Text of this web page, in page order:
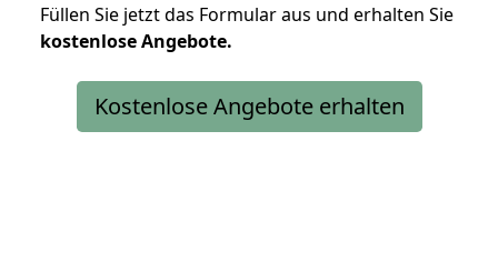
Füllen Sie jetzt das Formular aus und erhalten Sie
kostenloseAngebote.
Kostenlose Angebote erhalten